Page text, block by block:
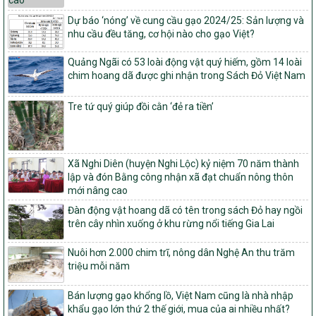
ương và tỉ lệ vốn đối ứng ngân sách của địa phương thực hiện
Chương trình mục tiêu quốc gia xây dựng nông thôn mới, giảm
nghèo bền vững và phát triển kinh tế – xã hội vùng đồng bào dân
tộc thiểu số và miền núi giai đoạn 2026 – 2030
1451/QĐ-UBND
Phê duyệt danh sách các xã thuộc nhóm 1, nhóm 2, nhóm 3
trong xây dựng nông thôn mới giai đoạn 2026-2030 trên địa bàn
tỉnh Nghệ An
103/PTNT-NTM
Về việc đăng ký thực hiện Dự án liên kết theo chuỗi giá trị thuộc
Dự án 2 – Chương trình Mục tiêu quốc gia Giảm nghèo bền vững
giai đoạn 2021-2025 được kéo dài sang năm 2026
827/QĐ-BNNMT
Quyết định Ban hành Kế hoạch triển khai thực hiện Chương trình
mục tiêu quốc gia xây dựng nông thôn mới, giảm nghèo bền
vững và phát triển kinh tế – xã hội vùng đồng bào dân tộc thiểu
số và miền núi giai đoạn 2026-2035, giai đoạn I: Từ năm 2026
đến năm 2030
14/2026/TT-BNNMT
Hướng dẫn thực hiện một số nội dung tiêu chí, điều kiện thuộc Bộ
tiêu chí quốc gia về nông thôn mới giai đoạn 2026 – 2030 thuộc
Dự báo ‘nóng’ về cung cầu gạo 2024/25: Sản lượng và
nhu cầu đều tăng, cơ hội nào cho gạo Việt?
Quảng Ngãi có 53 loài động vật quý hiếm, gồm 14 loài
chim hoang dã được ghi nhận trong Sách Đỏ Việt Nam
Tre tứ quý giúp đồi cằn ‘đẻ ra tiền’
Xã Nghi Diên (huyện Nghi Lộc) kỷ niệm 70 năm thành
lập và đón Bằng công nhận xã đạt chuẩn nông thôn
mới nâng cao
Đàn động vật hoang dã có tên trong sách Đỏ hay ngồi
trên cây nhìn xuống ở khu rừng nổi tiếng Gia Lai
Nuôi hơn 2.000 chim trĩ, nông dân Nghệ An thu trăm
triệu mỗi năm
Bán lượng gạo khổng lồ, Việt Nam cũng là nhà nhập
khẩu gạo lớn thứ 2 thế giới, mua của ai nhiều nhất?